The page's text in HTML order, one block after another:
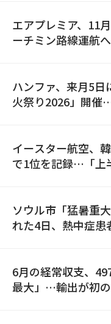
エアプレミア、11
ーチミン路線運航
ハンファ、来月5日
火祭り2026」開催
イースター航空、
で1位を記録…「上
ソウル市「猛暑重
れた4日、熱中症患
6月の経常収支、
最大」…輸出が初